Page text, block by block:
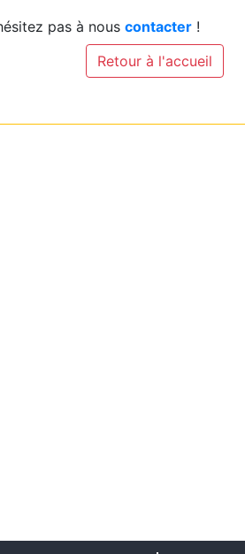
pas à nous contacter !
Retour à l'accueil